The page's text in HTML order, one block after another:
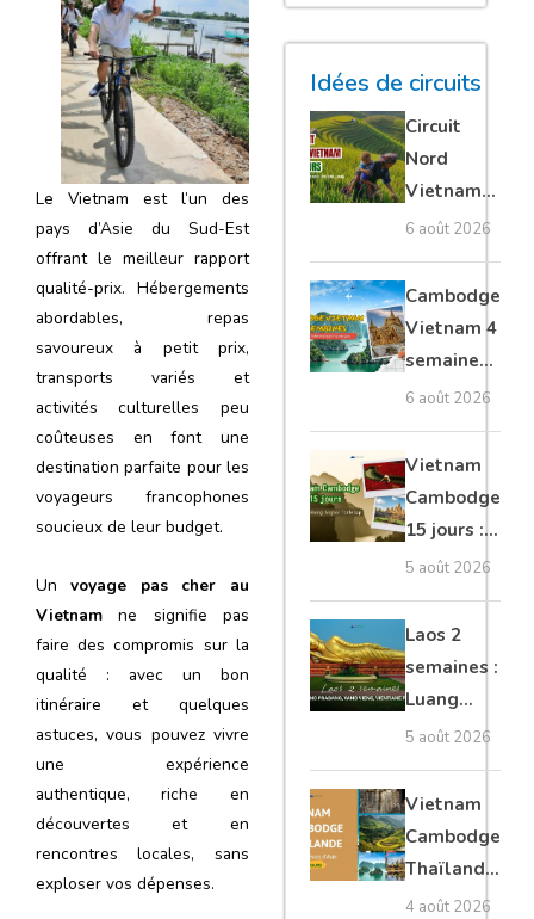
Le Vietnam est l’un des
pays d’Asie du Sud-Est
offrant le meilleur rapport
qualité-prix. Hébergements
abordables, repas
savoureux à petit prix,
transports variés et
activités culturelles peu
coûteuses en font une
destination parfaite pour les
voyageurs francophones
soucieux de leur budget.
Unvoyage pas cher au
Vietnam ne signifie pas
faire des compromis sur la
qualité : avec un bon
itinéraire et quelques
astuces, vous pouvez vivre
une expérience
authentique, riche en
découvertes et en
rencontres locales, sans
exploser vos dépenses.
organiser sa
visite ?
Idées de circuits
Circuit
Nord
Vietnam
15 jours :
Ha Giang
loop en
moto, Ninh
Binh, Lan
6 août 2026
Cambodge
Vietnam 4
semaines :
Angkor,
Tonkin
secret &
Mékong
6 août 2026
Vietnam
Cambodge
15 jours :
Hanoi,
Mékong,
Angkor,
Tonlé Sap
5 août 2026
Laos 2
semaines :
Luang
Prabang,
Vang
Vieng,
Vientiane
privé
5 août 2026
Vietnam
Cambodge
Thaïlande
35 jours :
4 août 2026